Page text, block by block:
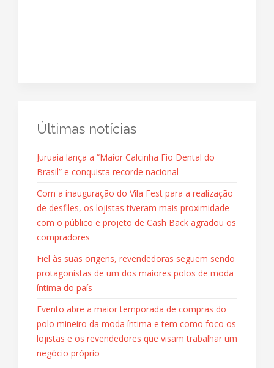
Últimas notícias
Juruaia lança a “Maior Calcinha Fio Dental do
Brasil” e conquista recorde nacional
Com a inauguração do Vila Fest para a realização
de desfiles, os lojistas tiveram mais proximidade
com o público e projeto de Cash Back agradou os
compradores
Fiel às suas origens, revendedoras seguem sendo
protagonistas de um dos maiores polos de moda
íntima do país
Evento abre a maior temporada de compras do
polo mineiro da moda íntima e tem como foco os
lojistas e os revendedores que visam trabalhar um
negócio próprio